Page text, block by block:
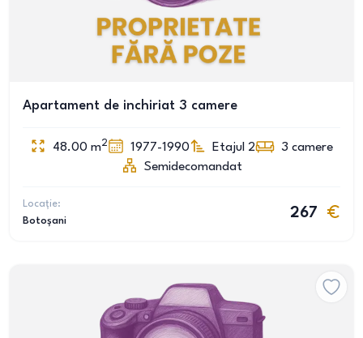
Apartament de inchiriat 3 camere
48.00 m2 1977-1990 Etajul 2 3 camere
Semidecomandat
Locație:
Botoșani
267